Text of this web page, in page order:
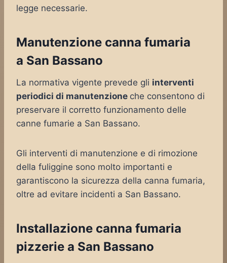
legge necessarie.
Manutenzione canna fumaria
a San Bassano
La normativa vigente prevede gli interventi
periodici di manutenzione che consentono di
preservare il corretto funzionamento delle
canne fumarie a San Bassano.
Gli interventi di manutenzione e di rimozione
della fuliggine sono molto importanti e
garantiscono la sicurezza della canna fumaria,
oltre ad evitare incidenti a San Bassano.
Installazione canna fumaria
pizzerie a San Bassano